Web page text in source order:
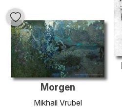
Morgen
Mikhail Vrubel